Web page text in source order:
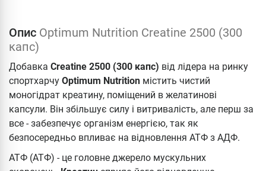
Опис Optimum Nutrition Creatine 2500 (300
капс)
Добавка Creatine 2500 (300 капс) від лідера на ринку
спортхарчу Optimum Nutrition містить чистий
моногідрат креатину, поміщений в желатинові
капсули. Він збільшує силу і витривалість, але перш за
все - забезпечує організм енергією, так як
безпосередньо впливає на відновлення АТФ з АДФ.
АТФ (АТФ) - це головне джерело мускульних